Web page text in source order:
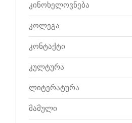
კინოხელოვნება
კოლეგა
კონტაქტი
კულტურა
ლიტერატურა
მამული